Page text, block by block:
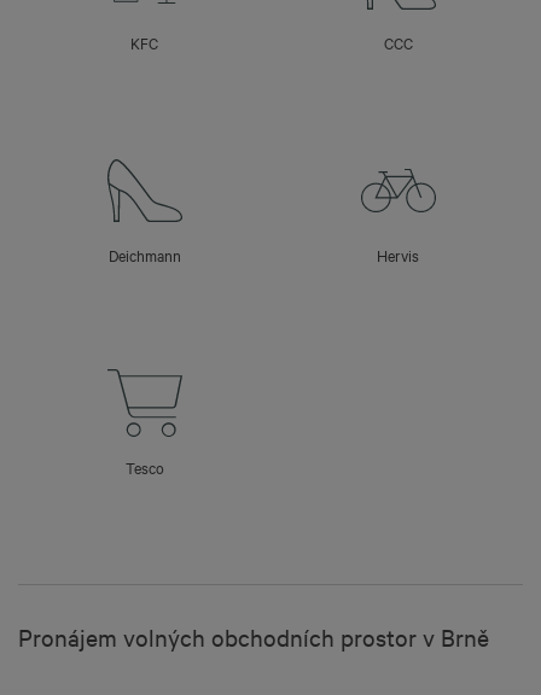
KFC CCC
Deichmann Hervis
Tesco
Pronájem volných obchodních prostor v Brně